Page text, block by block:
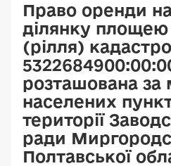
Право оренди
ділянку площею
(рілля)
розташована
населених
території
ради
Полтавської